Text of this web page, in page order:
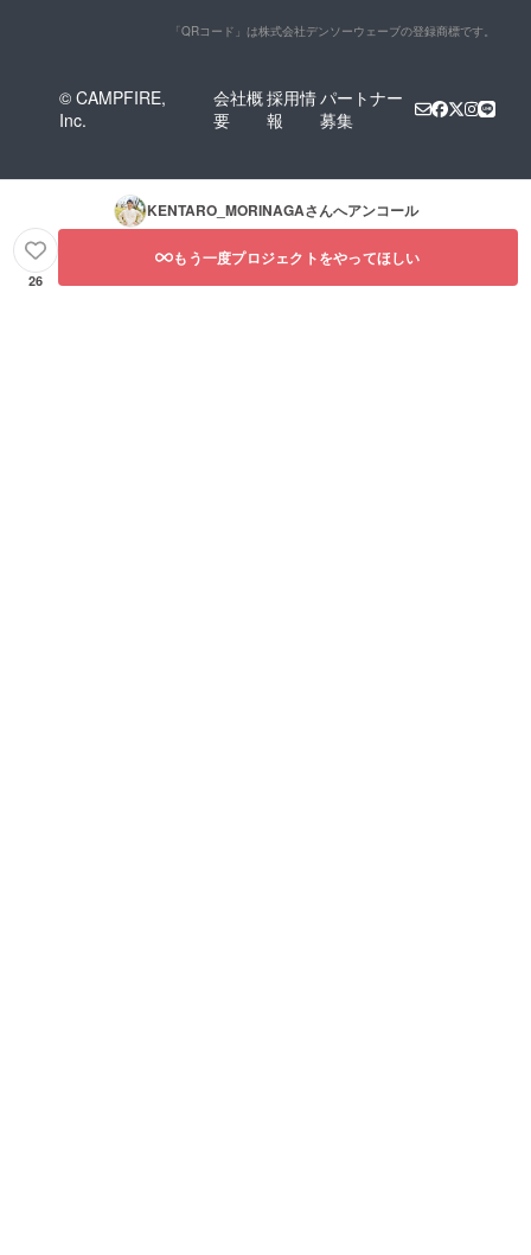
「QRコード」は株式会社デンソーウェーブの登録商標です。
© CAMPFIRE,
Inc.
会社概
要
採用情
報
パートナー
募集
KENTARO_MORINAGAさんへアンコール
26
もう一度プロジェクトをやってほしい